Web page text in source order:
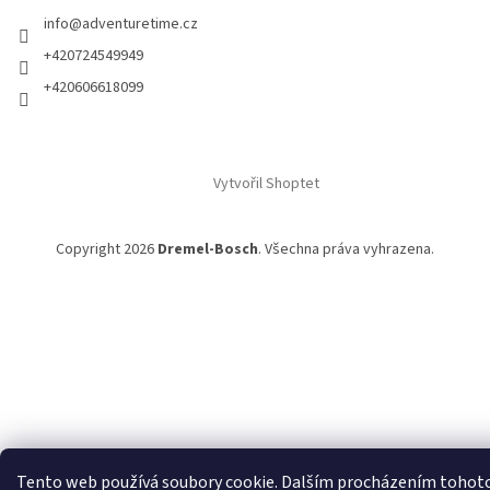
Tento web používá soubory cookie. Dalším procházením
info@adventuretime.cz
+420724549949
+420606618099
Vytvořil Shoptet
Copyright 2026 Dremel-Bosch. Všechna práva vyhrazena.